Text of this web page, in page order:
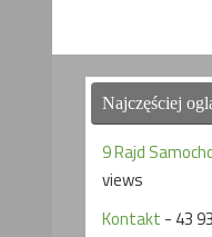
Najczęściej
9 Rajd
views
Kontakt - 43